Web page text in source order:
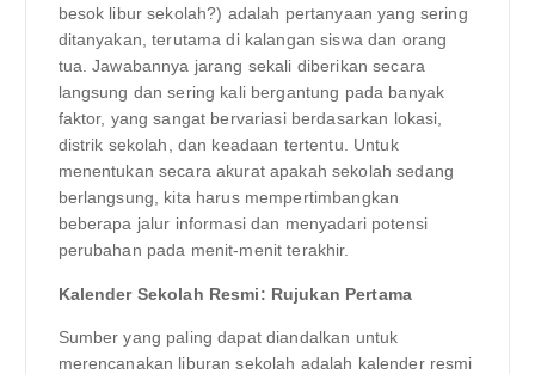
besok libur sekolah?) adalah pertanyaan yang sering
ditanyakan, terutama di kalangan siswa dan orang
tua. Jawabannya jarang sekali diberikan secara
langsung dan sering kali bergantung pada banyak
faktor, yang sangat bervariasi berdasarkan lokasi,
distrik sekolah, dan keadaan tertentu. Untuk
menentukan secara akurat apakah sekolah sedang
berlangsung, kita harus mempertimbangkan
beberapa jalur informasi dan menyadari potensi
perubahan pada menit-menit terakhir.
Kalender Sekolah Resmi: Rujukan Pertama
Sumber yang paling dapat diandalkan untuk
merencanakan liburan sekolah adalah kalender resmi